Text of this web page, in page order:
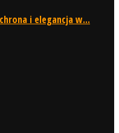
i elegancja w...